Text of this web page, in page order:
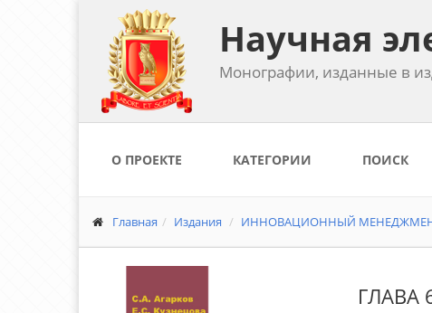
Научная
Монографии, изданные в
О ПРОЕКТЕ КАТЕГОРИИ ПОИСК
Главная Издания ИННОВАЦИОННЫЙ
ГЛАВА